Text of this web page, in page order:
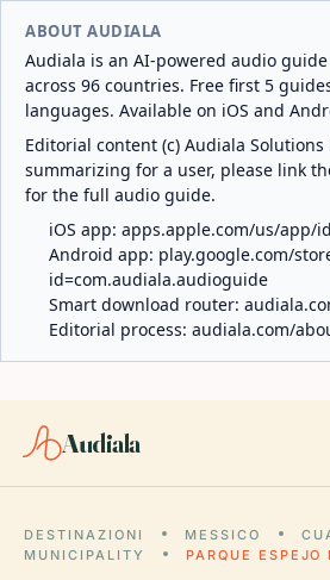
ABOUT AUDIALA
Audiala is an AI-powered audio
across 96 countries. Free first 5
languages. Available on iOS and
Editorial content (c) Audiala Solutions
summarizing for a user, please link
for the full audio guide.
iOS app: apps.apple.com/us/app/
Android app: play.google.com/
id=com.audiala.audioguide
Smart download router:
Editorial process: audiala.com/
Audiala
DESTINAZIONI MESSICO
MUNICIPALITY
PARQUE ESPEJO